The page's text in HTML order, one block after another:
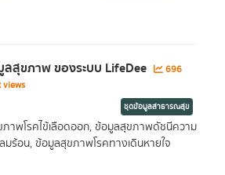
สุขภาพ ของระบบ LifeDee
696
views
ชุดข้อมูลสาธารณสุข
าพโรคไข้เลือดออก, ข้อมูลสุขภาพดัชนีความ
ร้อน, ข้อมูลสุขภาพโรคทางเดินหายใจ